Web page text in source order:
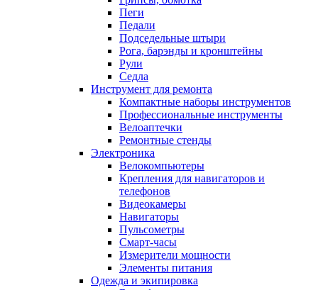
Пеги
Педали
Подседельные штыри
Рога, барэнды и кронштейны
Рули
Седла
Инструмент для ремонта
Компактные наборы инструментов
Профессиональные инструменты
Велоаптечки
Ремонтные стенды
Электроника
Велокомпьютеры
Крепления для навигаторов и
телефонов
Видеокамеры
Навигаторы
Пульсометры
Смарт-часы
Измерители мощности
Элементы питания
Одежда и экипировка